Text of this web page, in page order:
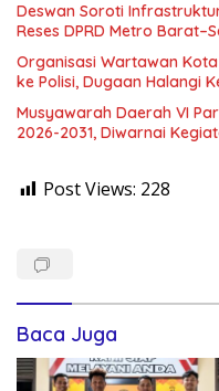
Deswan Soroti
Reses DPRD Metro
Organisasi Wartawan
ke Polisi, Dugaan Halangi
Musyawarah Daerah VI
2026-2031, Diwarnai
Post Views: 228
Baca Juga